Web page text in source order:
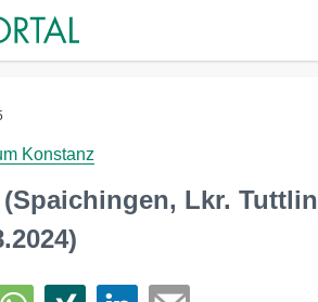
Konstanz
(Spaichingen, Lkr.